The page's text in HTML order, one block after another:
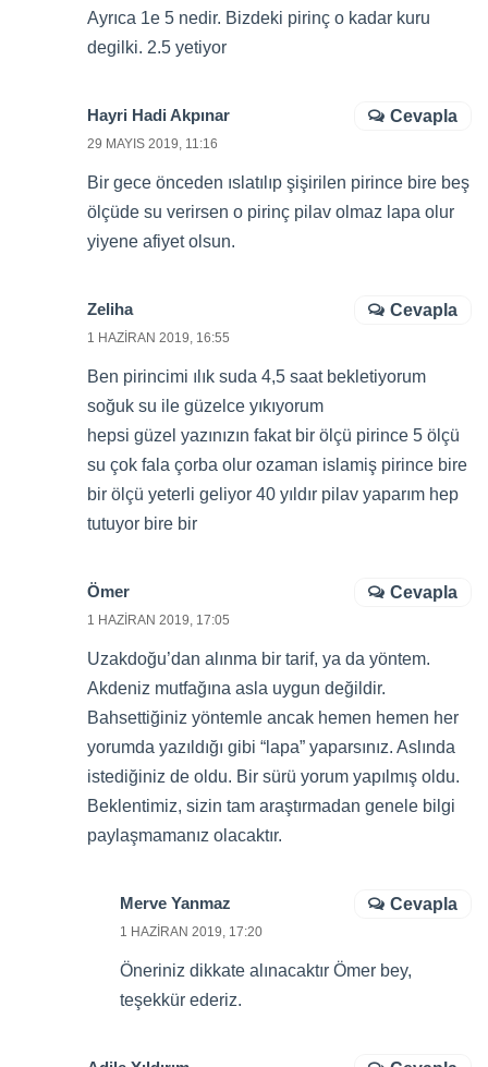
Ayrıca 1e 5 nedir. Bizdeki pirinç o kadar kuru
degilki. 2.5 yetiyor
Hayri Hadi Akpınar
29 MAYIS 2019, 11:16
Bir gece önceden ıslatılıp şişirilen pirince bire beş
ölçüde su verirsen o pirinç pilav olmaz lapa olur
yiyene afiyet olsun.
Cevapla
Zeliha
1 HAZIRAN 2019, 16:55
Ben pirincimi ılık suda 4,5 saat bekletiyorum
soğuk su ile güzelce yıkıyorum
hepsi güzel yazınızın fakat bir ölçü pirince 5 ölçü
su çok fala çorba olur ozaman islamiş pirince bire
bir ölçü yeterli geliyor 40 yıldır pilav yaparım hep
tutuyor bire bir
Cevapla
Ömer
1 HAZIRAN 2019, 17:05
Uzakdoğu’dan alınma bir tarif, ya da yöntem.
Akdeniz mutfağına asla uygun değildir.
Bahsettiğiniz yöntemle ancak hemen hemen her
yorumda yazıldığı gibi “lapa” yaparsınız. Aslında
istediğiniz de oldu. Bir sürü yorum yapılmış oldu.
Beklentimiz, sizin tam araştırmadan genele bilgi
paylaşmamanız olacaktır.
Cevapla
Merve Yanmaz
1 HAZIRAN 2019, 17:20
Öneriniz dikkate alınacaktır Ömer bey,
teşekkür ederiz.
Cevapla